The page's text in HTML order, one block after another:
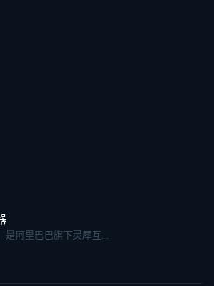
是阿里巴巴旗下灵犀互...